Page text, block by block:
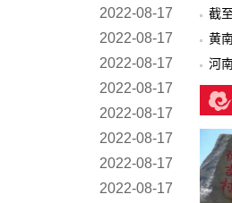
2022-08-17
2022-08-17
2022-08-17
2022-08-17
2022-08-17
2022-08-17
2022-08-17
2022-08-17
第
截
黄
之
河